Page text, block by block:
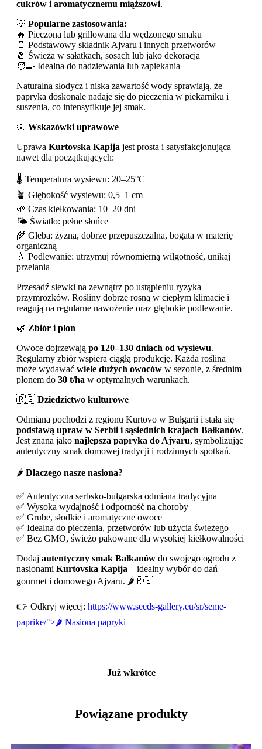
cukrów i aromatycznemu miąższowi.
💡 Popularne zastosowania:
🔥 Pieczona lub grillowana dla wędzonego smaku
🫙 Podstawowy składnik Ajvaru i innych przetworów
🧂 Świeża w sałatkach, sosach lub jako dekoracja
🧑‍🍳 Idealna do nadziewania lub zapiekania
Naturalna słodycz i niska zawartość wody sprawiają, że
papryka doskonale nadaje się do pieczenia w piekarniku i
suszenia, co intensyfikuje jej smak.
🌞 Wskazówki uprawowe
Uprawa Kurtovska Kapija jest prosta i satysfakcjonująca
nawet dla początkujących:
🌡️ Temperatura wysiewu: 20–25°C
🪴 Głębokość wysiewu: 0,5–1 cm
🌱 Czas kiełkowania: 10–20 dni
🌤️ Światło: pełne słońce
🌾 Gleba: żyzna, dobrze przepuszczalna, bogata w materię
organiczną
💧 Podlewanie: utrzymuj równomierną wilgotność, unikaj
przelania
Przesadź siewki na zewnątrz po ustąpieniu ryzyka
przymrozków. Rośliny dobrze rosną w ciepłym klimacie i
reagują na regularne nawożenie oraz głębokie podlewanie.
🌿 Zbiór i plon
Owoce dojrzewają po 120–130 dniach od wysiewu.
Regularny zbiór wspiera ciągłą produkcję. Każda roślina
może wydawać wiele dużych owoców w sezonie, z średnim
plonem do 30 t/ha w optymalnych warunkach.
🇷🇸 Dziedzictwo kulturowe
Odmiana pochodzi z regionu Kurtovo w Bułgarii i stała się
podstawą upraw w Serbii i sąsiednich krajach Bałkanów.
Jest znana jako najlepsza papryka do Ajvaru, symbolizując
autentyczny smak domowej tradycji i rodzinnych spotkań.
🌶️ Dlaczego nasze nasiona?
✅ Autentyczna serbsko-bułgarska odmiana tradycyjna
✅ Wysoka wydajność i odporność na choroby
✅ Grube, słodkie i aromatyczne owoce
✅ Idealna do pieczenia, przetworów lub użycia świeżego
✅ Bez GMO, świeżo pakowane dla wysokiej kiełkowalności
Dodaj autentyczny smak Bałkanów do swojego ogrodu z
nasionami Kurtovska Kapija – idealny wybór do dań
gourmet i domowego Ajvaru. 🌶️🇷🇸
👉 Odkryj więcej: https://www.seeds-gallery.eu/sr/seme-
paprike/">🌶️ Nasiona papryki
Już wkrótce
Powiązane produkty